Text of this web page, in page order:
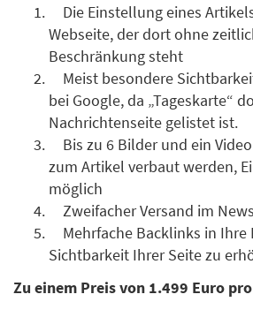
Die Einstellung eines
Webseite, der dort ohne
Beschränkung steht
Meist besondere
bei Google, da „Tageskarte“
Nachrichtenseite gelistet ist.
Bis zu 6 Bilder und ein
zum Artikel verbaut werden,
möglich
Zweifacher Versand im
Mehrfache Backlinks in Ihre
Sichtbarkeit Ihrer Seite zu
Zu einem Preis von 1.499 Euro